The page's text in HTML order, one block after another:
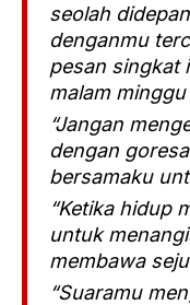
seolah
denganmu
pesan singkat
malam minggu
“Jangan
dengan
bersamaku
“Ketika hidup
untuk
membawa
“Suaramu